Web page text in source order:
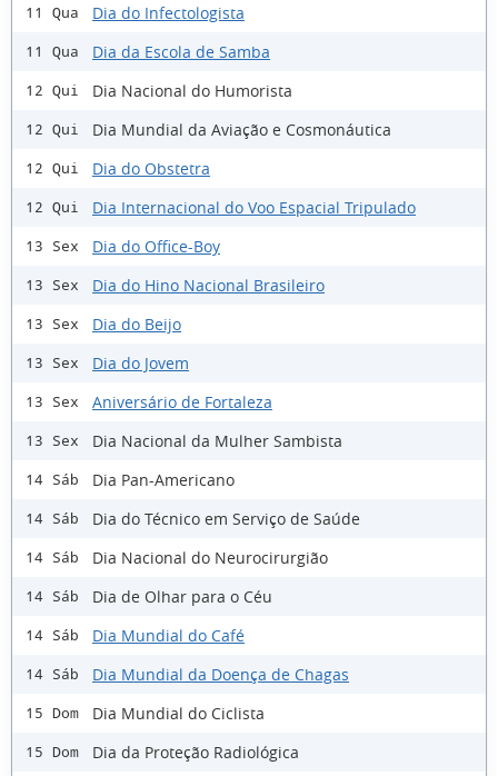
11 Qua Dia do Infectologista
11 Qua Dia da Escola de Samba
12 Qui Dia Nacional do Humorista
12 Qui Dia Mundial da Aviação e Cosmonáutica
12 Qui Dia do Obstetra
12 Qui Dia Internacional do Voo Espacial Tripulado
13 Sex Dia do Office-Boy
13 Sex Dia do Hino Nacional Brasileiro
13 Sex Dia do Beijo
13 Sex Dia do Jovem
13 Sex Aniversário de Fortaleza
13 Sex Dia Nacional da Mulher Sambista
14 Sáb Dia Pan-Americano
14 Sáb Dia do Técnico em Serviço de Saúde
14 Sáb Dia Nacional do Neurocirurgião
14 Sáb Dia de Olhar para o Céu
14 Sáb Dia Mundial do Café
14 Sáb Dia Mundial da Doença de Chagas
15 Dom Dia Mundial do Ciclista
15 Dom Dia da Proteção Radiológica